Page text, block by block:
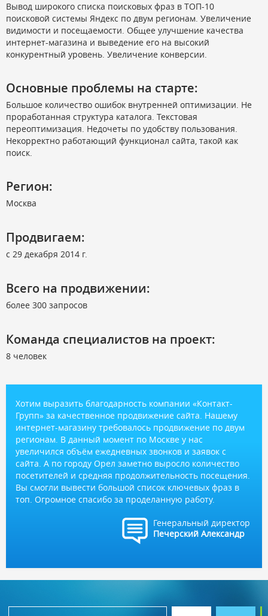
Вывод широкого списка поисковых фраз в ТОП-10
поисковой системы Яндекс по двум регионам. Увеличение
видимости и посещаемости. Общее улучшение качества
интернет-магазина и выведение его на высокий
конкурентный уровень. Увеличение конверсии.
Основные проблемы на старте:
Большое количество ошибок внутренней оптимизации. Не
проработанная структура каталога. Текстовая
переоптимизация. Недочеты по удобству пользования.
Некорректно работающий функционал сайта, такой как
поиск.
Регион:
Москва
Продвигаем:
c 29 декабря 2014 г.
Всего на продвижении:
более 300 запросов
Команда специалистов на проект:
8 человек
Хотим выразить благодарность компании «Контакт-
Групп» за качественное продвижение сайта. Нашему
интернет-магазину требовалось продвижение по двум
регионам. В данный момент по Москве у нас
увеличился объём ежедневных звонков и заявок с
сайта. А по городу Орел заметно выросло количество
посетителей и средняя продолжительность посещения.
Вы смогли вывести большой список ключевых фраз в
топ. Огромное спасибо за проделанную работу.
Генеральный директор
Печерский Александр